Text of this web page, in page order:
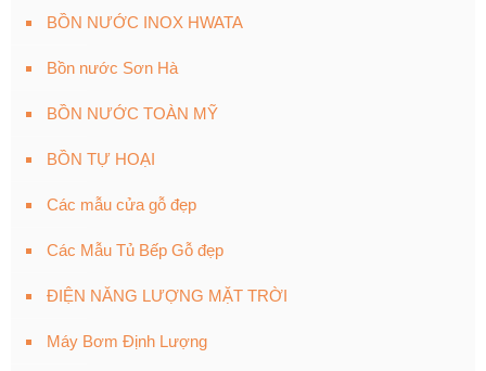
BỒN NƯỚC INOX HWATA
Bồn nước Sơn Hà
BỒN NƯỚC TOÀN MỸ
BỒN TỰ HOẠI
Các mẫu cửa gỗ đẹp
Các Mẫu Tủ Bếp Gỗ đẹp
ĐIỆN NĂNG LƯỢNG MẶT TRỜI
Máy Bơm Định Lượng